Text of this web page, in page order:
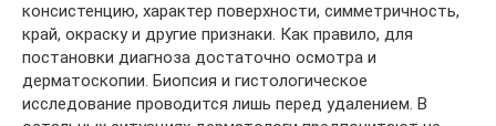
консистенцию, характер поверхности, симметричность,
край, окраску и другие признаки. Как правило, для
постановки диагноза достаточно осмотра и
дерматоскопии. Биопсия и гистологическое
исследование проводится лишь перед удалением. В